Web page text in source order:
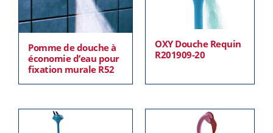
Pomme de douche à
économie d’eau pour
fixation murale R52
OXY Douche Requin
R201909-20